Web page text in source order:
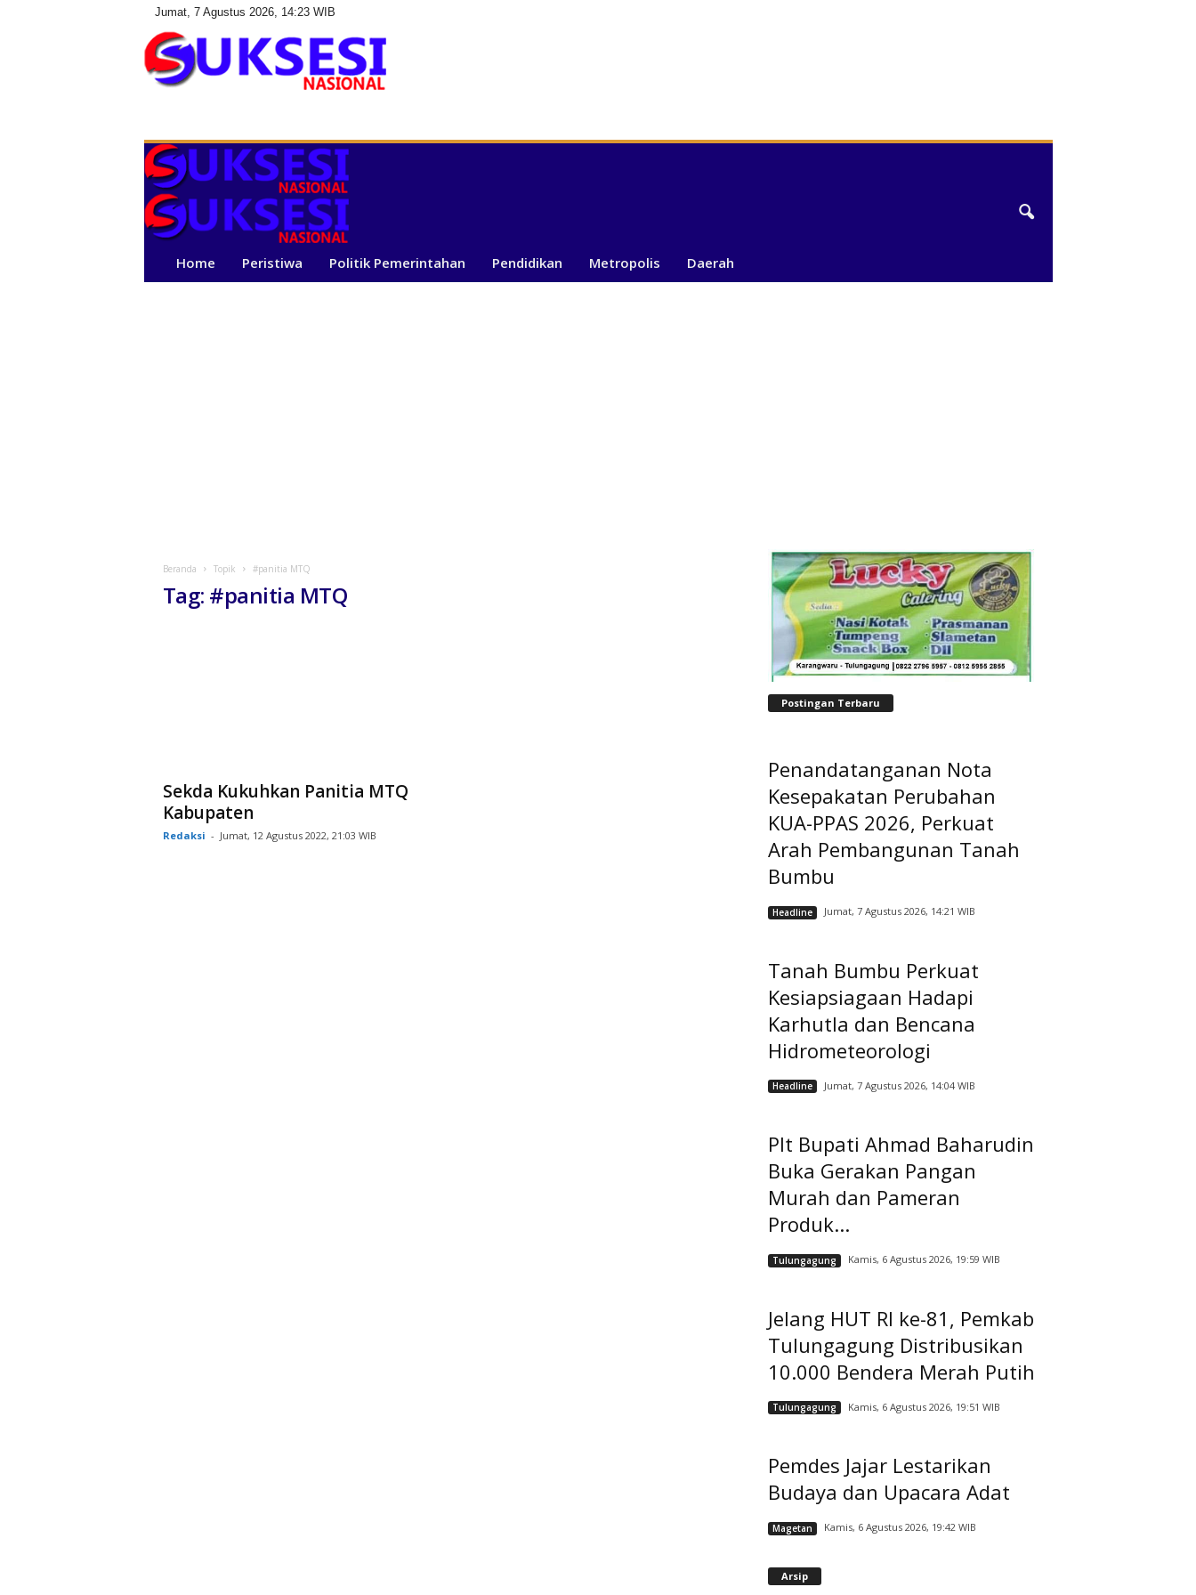
Jumat, 7 Agustus 2026, 14:23 WIB
s
e
i
N
i
Home Peristiwa Politik Pemerintahan Pendidikan Metropolis Daerah
Beranda Topik #panitia MTQ
Tag: #panitia MTQ
Sekda Kukuhkan Panitia MTQ
Kabupaten
Redaksi - Jumat, 12 Agustus 2022, 21:03 WIB
Postingan Terbaru
Penandatanganan Nota
Kesepakatan Perubahan
KUA-PPAS 2026, Perkuat
Arah Pembangunan Tanah
Bumbu
Headline Jumat, 7 Agustus 2026, 14:21 WIB
Tanah Bumbu Perkuat
Kesiapsiagaan Hadapi
Karhutla dan Bencana
Hidrometeorologi
Headline Jumat, 7 Agustus 2026, 14:04 WIB
Plt Bupati Ahmad Baharudin
Buka Gerakan Pangan
Murah dan Pameran
Produk...
Tulungagung Kamis, 6 Agustus 2026, 19:59 WIB
Jelang HUT RI ke-81, Pemkab
Tulungagung Distribusikan
10.000 Bendera Merah Putih
Tulungagung Kamis, 6 Agustus 2026, 19:51 WIB
Pemdes Jajar Lestarikan
Budaya dan Upacara Adat
Magetan Kamis, 6 Agustus 2026, 19:42 WIB
Arsip